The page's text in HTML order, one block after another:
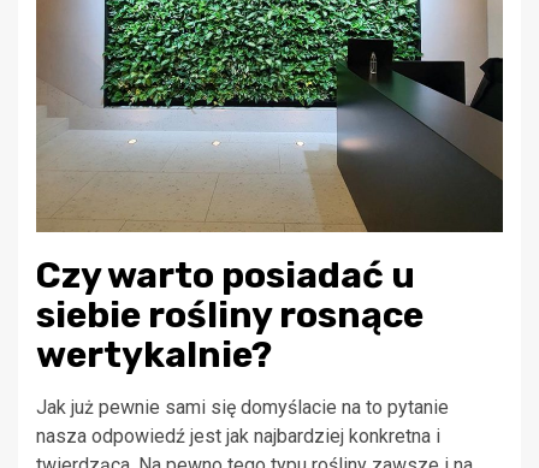
Czy warto posiadać u
siebie rośliny rosnące
wertykalnie?
Jak już pewnie sami się domyślacie na to pytanie
nasza odpowiedź jest jak najbardziej konkretna i